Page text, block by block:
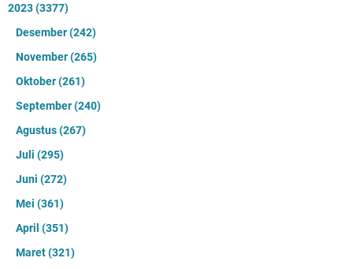
2023(3377)
Desember(242)
November(265)
Oktober(261)
September(240)
Agustus(267)
Juli (295)
Juni (272)
Mei (361)
April (351)
Maret(321)